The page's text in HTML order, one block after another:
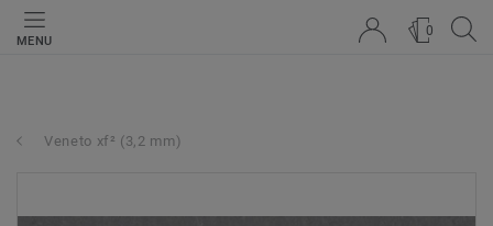
MENU
0
Veneto xf² (3,2 mm)